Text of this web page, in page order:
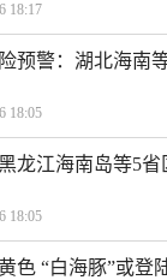
18:17
预警：湖北海南
18:05
龙江海南岛等5
18:05
色 “白海豚”或登